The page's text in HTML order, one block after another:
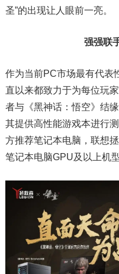
圣”的出现让人眼前一亮。
强强联
作为当前PC市场最有代表
直以来都致力于为每位玩
者与《黑神话：悟空》结
其提供高性能游戏本进行
方推荐笔记本电脑，联想
笔记本电脑GPU及以上机